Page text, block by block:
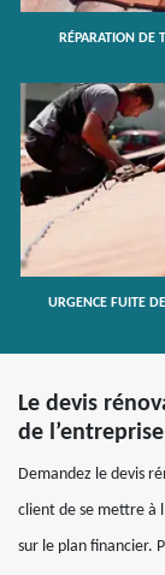
RÉPARATION DE
URGENCE FUITE
Le devis
de
Demandez le devis
client de se mettre à
sur le plan financier.